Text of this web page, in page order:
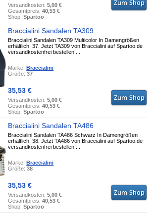
Versandkosten:5,00 €
Gesamtpreis:40,53 €
Shop:Spartoo
Braccialini Sandalen TA309
Braccialini Sandalen TA309 Multicolor In Damengrößen
erhältlich. 37. Jetzt TA309 von Braccialini auf Spartoo.de
versandkostenfrei bestellen!...
Marke:Braccialini
Größe:37
35,53 €
Versandkosten:5,00 €
Gesamtpreis:40,53 €
Shop:Spartoo
Braccialini Sandalen TA486
Braccialini Sandalen TA486 Schwarz In Damengrößen
erhältlich. 38. Jetzt TA486 von Braccialini auf Spartoo.de
versandkostenfrei bestellen!...
Marke:Braccialini
Größe:38
35,53 €
Versandkosten:5,00 €
Gesamtpreis:40,53 €
Shop:Spartoo